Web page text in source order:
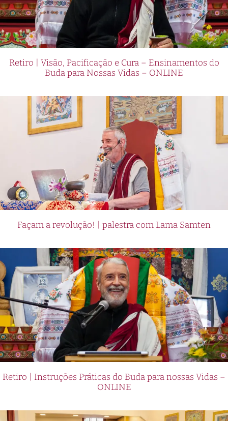
Retiro | Visão, Pacificação e Cura – Ensinamentos do
Buda para Nossas Vidas – ONLINE
Façam a revolução! | palestra com Lama Samten
Retiro | Instruções Práticas do Buda para nossas Vidas –
ONLINE